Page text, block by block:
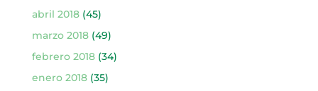
abril 2018(45)
marzo 2018(49)
febrero 2018(34)
enero 2018(35)